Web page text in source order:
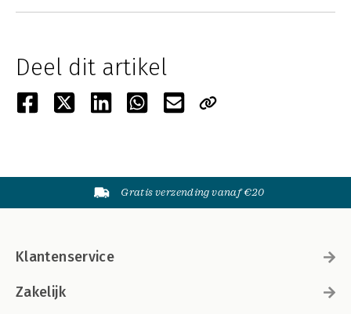
Deel dit artikel
Gratis verzending vanaf €20
Klantenservice
Zakelijk